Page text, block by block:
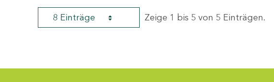
8 Einträge Zeige 1 bis 5 von 5 Einträgen.